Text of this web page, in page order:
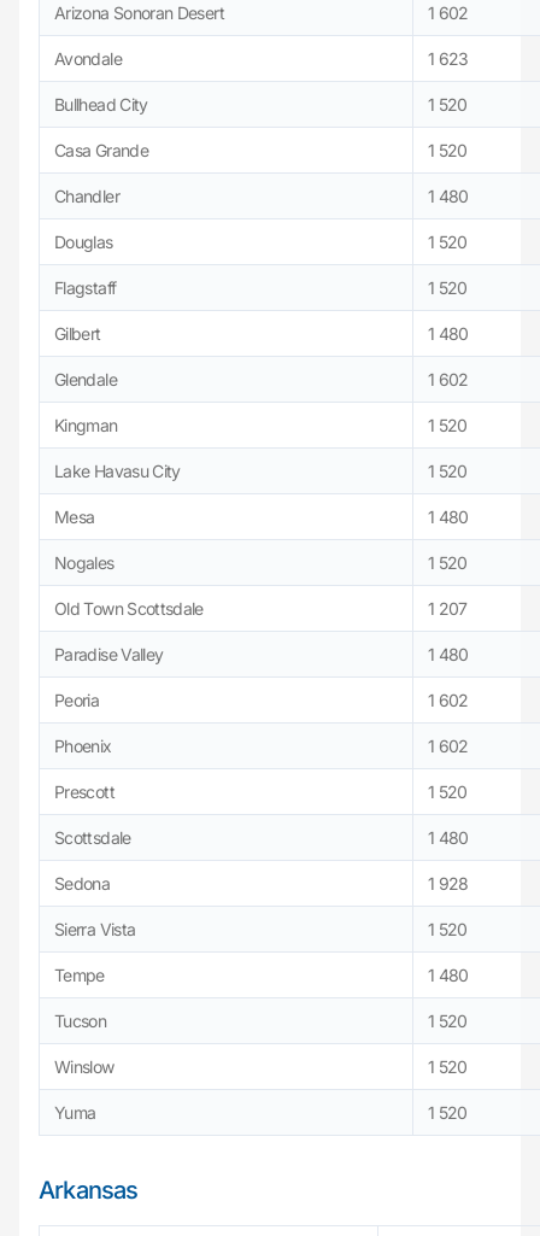
Arizona Sonoran Desert 1 602
Avondale 1 623
Bullhead City 1 520
Casa Grande 1 520
Chandler 1 480
Douglas 1 520
Flagstaff 1 520
Gilbert 1 480
Glendale 1 602
Kingman 1 520
Lake Havasu City 1 520
Mesa 1 480
Nogales 1 520
Old Town Scottsdale 1 207
Paradise Valley 1 480
Peoria 1 602
Phoenix 1 602
Prescott 1 520
Scottsdale 1 480
Sedona 1 928
Sierra Vista 1 520
Tempe 1 480
Tucson 1 520
Winslow 1 520
Yuma 1 520
Arkansas